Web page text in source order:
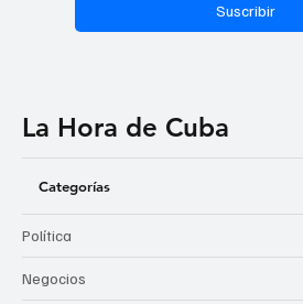
Suscribir
La Hora de Cuba
Categorías
Política
Negocios